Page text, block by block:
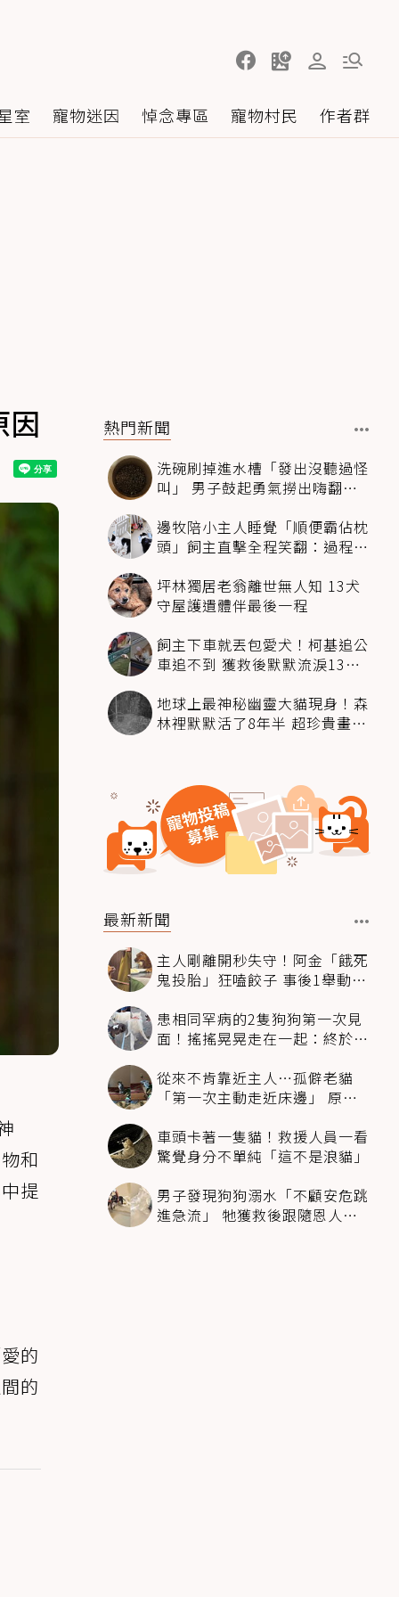
室 寵物迷因 悼念專區 寵物村民 作者群
因
和
提
的
的
熱門新聞
洗碗刷掉進水槽「發出沒聽過怪
叫」 男子鼓起勇氣撈出嗨翻：
邊牧陪小主人睡覺「順便霸佔枕
頭」飼主直擊全程笑翻：過程絲
坪林獨居老翁離世無人知 13犬
守屋護遺體伴最後一程
飼主下車就丟包愛犬！柯基追公
車追不到 獲救後默默流淚13萬
地球上最神秘幽靈大貓現身！森
林裡默默活了8年半 超珍貴畫面
最新新聞
主人剛離開秒失守！阿金「餓死
鬼投胎」狂嗑餃子 事後1舉動反
患相同罕病的2隻狗狗第一次見
面！搖搖晃晃走在一起：終於找
從來不肯靠近主人…孤僻老貓
「第一次主動走近床邊」 原因
車頭卡著一隻貓！救援人員一看
驚覺身分不單純「這不是浪貓」
男子發現狗狗溺水「不顧安危跳
進急流」 牠獲救後跟隨恩人不